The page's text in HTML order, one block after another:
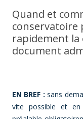
Quand et
rapidement la
document
EN BREF :sans
vite possible et en